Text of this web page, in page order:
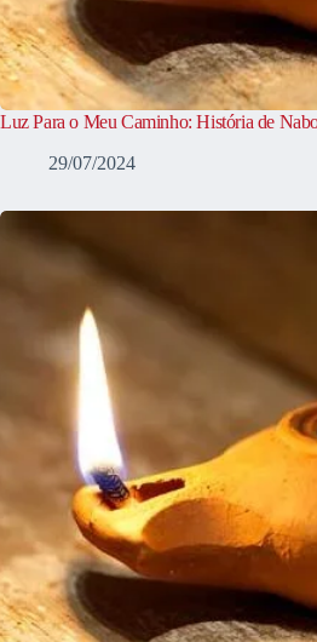
Luz Para o Meu Caminho: História de
29/07/2024